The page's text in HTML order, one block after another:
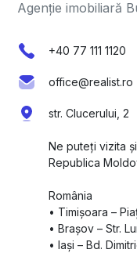
Agenție imobiliară
+40 77 111 1120
office@realist.ro
str. Clucerului, 2
Ne puteți vizita
Republica
România
•⁠ ⁠Timișoara –
•⁠ ⁠Brașov – Str.
•⁠ ⁠Iași – Bd.